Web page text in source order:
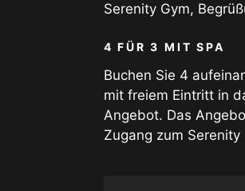
Serenity Gym,
4 FÜR 3 MIT SPA
Buchen Sie 4
mit freiem Eintritt in
Angebot. Das
Zugang zum